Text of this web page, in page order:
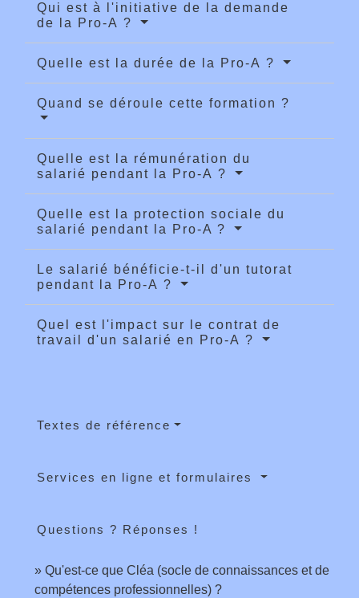
Qui est à l'initiative de la demande
de la Pro-A ?
Quelle est la durée de la Pro-A ?
Quand se déroule cette formation ?
Quelle est la rémunération du
salarié pendant la Pro-A ?
Quelle est la protection sociale du
salarié pendant la Pro-A ?
Le salarié bénéficie-t-il d'un tutorat
pendant la Pro-A ?
Quel est l'impact sur le contrat de
travail d'un salarié en Pro-A ?
Textes de référence
Services en ligne et formulaires
Questions ? Réponses !
Qu'est-ce que Cléa (socle de connaissances et de
compétences professionnelles) ?